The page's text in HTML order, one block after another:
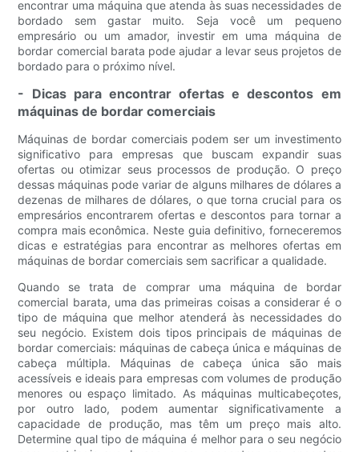
encontrar uma máquina que atenda às suas necessidades de
bordado sem gastar muito. Seja você um pequeno
empresário ou um amador, investir em uma máquina de
bordar comercial barata pode ajudar a levar seus projetos de
bordado para o próximo nível.
- Dicas para encontrar ofertas e descontos em
máquinas de bordar comerciais
Máquinas de bordar comerciais podem ser um investimento
significativo para empresas que buscam expandir suas
ofertas ou otimizar seus processos de produção. O preço
dessas máquinas pode variar de alguns milhares de dólares a
dezenas de milhares de dólares, o que torna crucial para os
empresários encontrarem ofertas e descontos para tornar a
compra mais econômica. Neste guia definitivo, forneceremos
dicas e estratégias para encontrar as melhores ofertas em
máquinas de bordar comerciais sem sacrificar a qualidade.
Quando se trata de comprar uma máquina de bordar
comercial barata, uma das primeiras coisas a considerar é o
tipo de máquina que melhor atenderá às necessidades do
seu negócio. Existem dois tipos principais de máquinas de
bordar comerciais: máquinas de cabeça única e máquinas de
cabeça múltipla. Máquinas de cabeça única são mais
acessíveis e ideais para empresas com volumes de produção
menores ou espaço limitado. As máquinas multicabeçotes,
por outro lado, podem aumentar significativamente a
capacidade de produção, mas têm um preço mais alto.
Determine qual tipo de máquina é melhor para o seu negócio